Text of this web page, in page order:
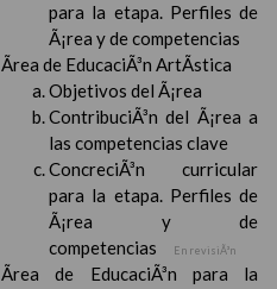
para la etapa. Perfiles de
Ã¡rea y de competencias
Ãrea de EducaciÃ³n ArtÃ­stica
Objetivos del Ã¡rea
ContribuciÃ³n del Ã¡rea a
las competencias clave
ConcreciÃ³n curricular
para la etapa. Perfiles de
Ã¡rea y de
competencias
En revisiÃ³n
Ãrea de EducaciÃ³n para la